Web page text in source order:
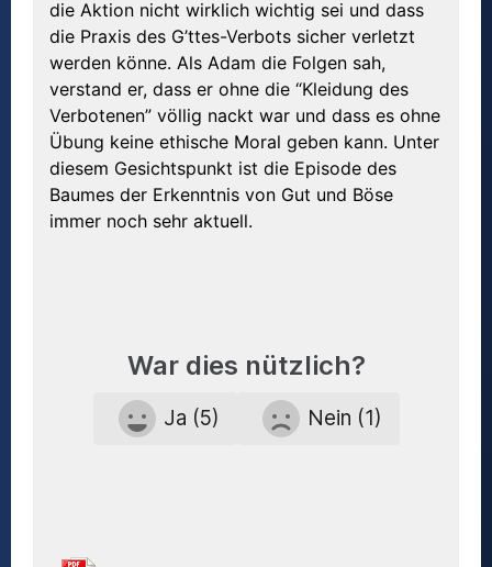
die Aktion nicht wirklich wichtig sei und dass
die Praxis des G’ttes-Verbots sicher verletzt
werden könne. Als Adam die Folgen sah,
verstand er, dass er ohne die “Kleidung des
Verbotenen” völlig nackt war und dass es ohne
Übung keine ethische Moral geben kann. Unter
diesem Gesichtspunkt ist die Episode des
Baumes der Erkenntnis von Gut und Böse
immer noch sehr aktuell.
War dies nützlich?
Ja (5) Nein (1)